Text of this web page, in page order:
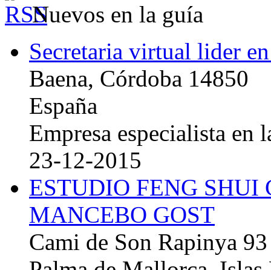
Nuevos en la guía
Secretaria virtual lider
Baena, Córdoba 14850
España
Empresa especialista en
23-12-2015
ESTUDIO FENG
MANCEBO GOST
Cami de Son Rapinya 93